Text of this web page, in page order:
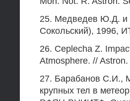
25. Медведев Ю.Д. и
Сокольский),
26. Ceplecha Z.
Atmosphere. //
27. Барабанов С.И.,
крупных тел в